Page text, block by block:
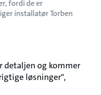
fordi de er
installatør Torben
detaljen og kommer
løsninger",